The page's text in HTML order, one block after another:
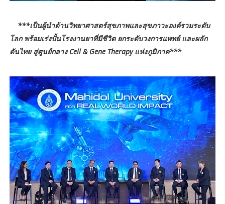
***เป็นผู้นำด้านวิทยาศาสตร์สุขภาพและสุขภาวะองค์รวมระดับ
โลก พร้อมเร่งปั้นโรงงานยาที่มีชีวิต ยกระดับวงการแพทย์ และผลัก
ดันไทย สู่ศูนย์กลาง Cell & Gene Therapy แห่งภูมิภาค***